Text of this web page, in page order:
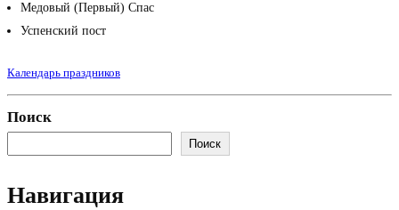
Медовый (Первый) Спас
Успенский пост
Календарь праздников
Поиск
Поиск
Навигация